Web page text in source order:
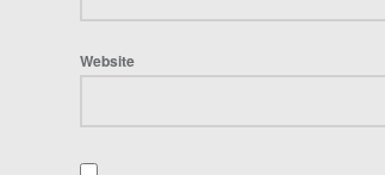
Website